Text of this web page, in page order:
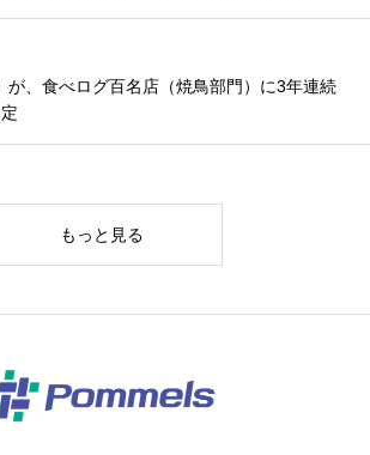
、食べログ百名店（焼鳥部門）に3年連続
もっと見る